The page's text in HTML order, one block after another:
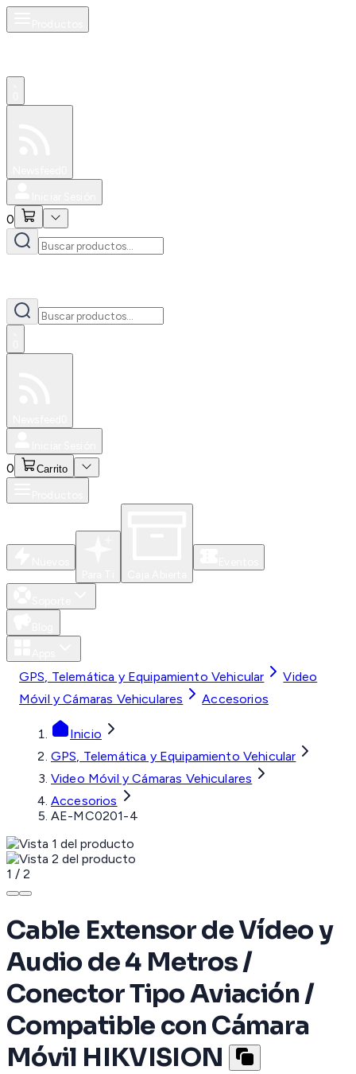
0
0 Carrito
GPS, Telemática y Equipamiento Vehicular
Video
Móvil y Cámaras Vehiculares
Accesorios
Inicio
GPS, Telemática y Equipamiento Vehicular
Video Móvil y Cámaras Vehiculares
Accesorios
AE-MC0201-4
1 / 2
Cable Extensor de Vídeo y
Audio de 4 Metros /
Conector Tipo Aviación /
Compatible con Cámara
Móvil HIKVISION